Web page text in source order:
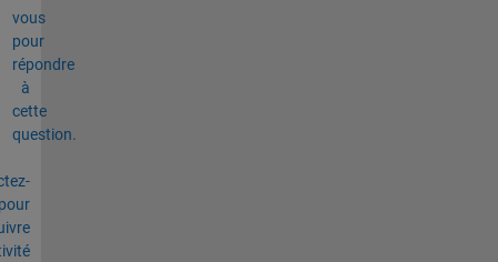
vous
pour
répondre
à
cette
question.